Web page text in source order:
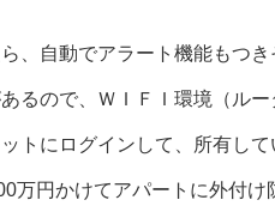
、自動でアラート機能もつき
るので、ＷＩＦＩ環境（ル
トにログインして、所有して
万円かけてアパートに外付け